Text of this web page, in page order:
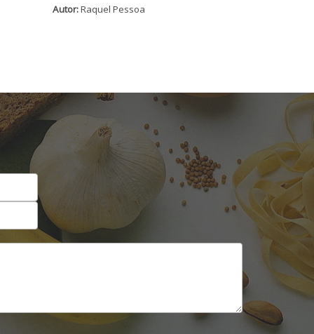
Sobremesas e sorvetes
Autor:Raquel Pessoa